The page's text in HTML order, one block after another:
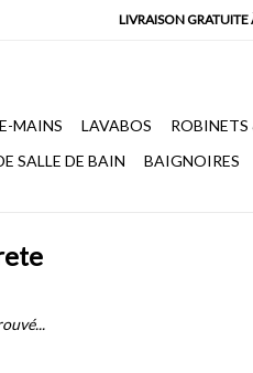
MAINS LAVABOS ROBINETS
SALLE DE BAIN
BAIGNOIRES